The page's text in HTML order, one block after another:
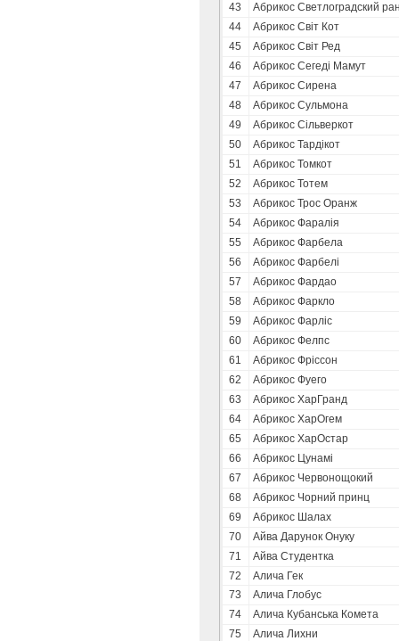
43
Абрикос Светлоградский
44
Абрикос Світ Кот
45
Абрикос Світ Ред
46
Абрикос Сегеді Мамут
47
Абрикос Сирена
48
Абрикос Сульмона
49
Абрикос Сільверкот
50
Абрикос Тардікот
51
Абрикос Томкот
52
Абрикос Тотем
53
Абрикос Трос Оранж
54
Абрикос Фаралія
55
Абрикос Фарбела
56
Абрикос Фарбелі
57
Абрикос Фардао
58
Абрикос Фаркло
59
Абрикос Фарліс
60
Абрикос Фелпс
61
Абрикос Фріссон
62
Абрикос Фуего
63
Абрикос ХарГранд
64
Абрикос ХарОгем
65
Абрикос ХарОстар
66
Абрикос Цунамі
67
Абрикос Червонощокий
68
Абрикос Чорний принц
69
Абрикос Шалах
70
Айва Дарунок Онуку
71
Айва Студентка
72
Алича Гек
73
Алича Глобус
74
Алича Кубанська Комета
75
Алича Лихни